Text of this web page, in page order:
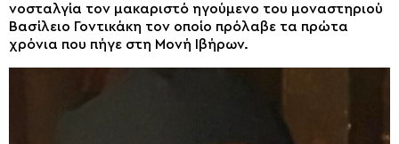
νοσταλγία τον μακαριστό ηγούμενο του μοναστηριού
Βασίλειο Γοντικάκη τον οποίο πρόλαβε τα πρώτα
χρόνια που πήγε στη Μονή Ιβήρων.